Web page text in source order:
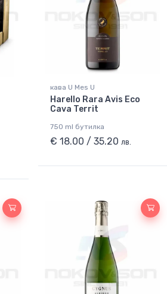
кава U Mes U
Harello Rara Avis Eco
Cava Territ
750 ml бутилка
€ 18.00 / 35.20 лв.